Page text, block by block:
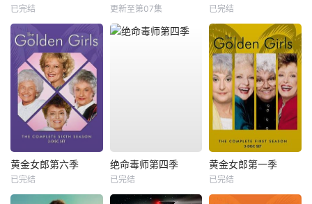
已完结 更新至第07集 已完结
黄金女郎第六季
已完结
绝命毒师第四季
已完结
黄金女郎第一季
已完结